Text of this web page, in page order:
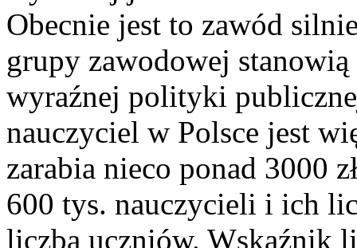
Obecnie jest to zawód
grupy zawodowej
wyraźnej polityki
nauczyciel w Polsce jest
zarabia nieco ponad 3000
600 tys. nauczycieli i ich
liczba uczniów. Wskaźnik